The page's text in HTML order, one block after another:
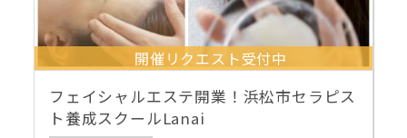
開催リクエスト受付中
フェイシャルエステ開業！浜松市セラピス
ト養成スクールLanai